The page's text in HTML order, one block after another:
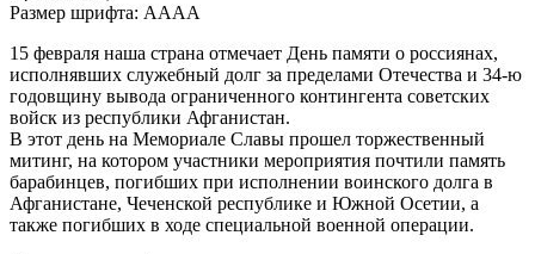
Размер шрифта: AAAA
15 февраля наша страна отмечает День памяти о россиянах,
исполнявших служебный долг за пределами Отечества и 34-ю
годовщину вывода ограниченного контингента советских
войск из республики Афганистан.
В этот день на Мемориале Славы прошел торжественный
митинг, на котором участники мероприятия почтили память
барабинцев, погибших при исполнении воинского долга в
Афганистане, Чеченской республике и Южной Осетии, а
также погибших в ходе специальной военной операции.